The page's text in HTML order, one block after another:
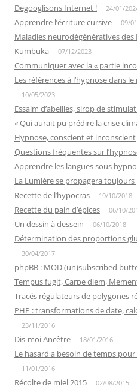
Degooglisons Internet ! 24/01/
Apprendre l’écriture cursive 09/
Maladies neurodégénératives des
Kumbuka 07/12/2023
Communiquer avec la « partie
Les références à l’hypnose dans
10/05/2023
Essaim d’abeilles, sirop de
« Qui aurait pu prédire la crise
Hypnose, conscient et inconscient
Questions fréquentes sur
Apprendre les langues sous
La Lumière se propagera
Recette de l’hypocras 19/10/2018
Recette du pain d’épices 06/10/
Un dessin à dessein 06/10/2018
Détermination des proportions
30/04/2017
phpBB : MOD (un)subscribed
Tempus fugit, Carpe diem,
Tracés régulateurs de polygones
PHP : transformations de date,
23/11/2016
Dis-moi Ancêtre 18/01/2016
Le hasard a besoin de temps
11/01/2016
Récolte de miel 2015 02/08/2015